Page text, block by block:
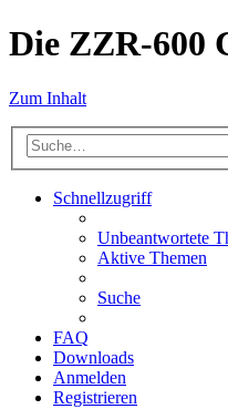
Die ZZR-600
Zum Inhalt
Schnellzugriff
Unbeantwortete
Aktive Themen
Suche
FAQ
Downloads
Anmelden
Registrieren